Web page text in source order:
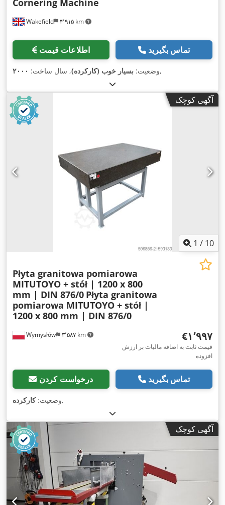
Wakefield ۴٬۹۱۵ km
اطلاعات قیمت تماس بگیرید
وضعیت: بسیار خوب (کارکرده), سال ساخت: ۲۰۰۰ ,
آگهی کوچک
1 / 10
Wymysłów ۳٬۵۸۷ km
Płyta granitowa pomiarowa
MITUTOYO + stół | 1200 x 800
mm | DIN 876/0 Płyta granitowa
pomiarowa MITUTOYO + stół |
1200 x 800 mm | DIN 876/0
‎€۱٬۹۹۷
قیمت ثابت به اضافه مالیات بر ارزش
افزوده
درخواست کردن تماس بگیرید
وضعیت:کارکرده ,
آگهی کوچک